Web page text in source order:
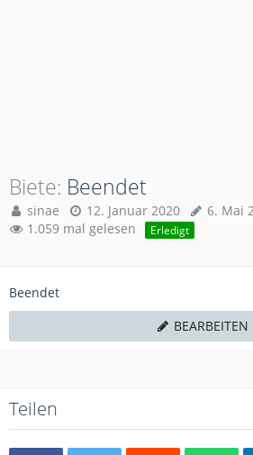
Biete Beendet
sinae 12. Januar 2020
6. Mai
1.059 mal gelesen
Erledigt
Beendet
BEARBEITEN
Teilen